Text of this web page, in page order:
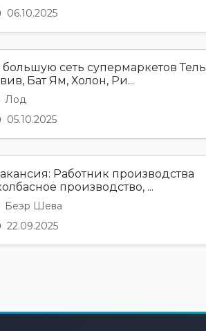
06.10.2025
большую сеть супермаркетов Тель
Бат Ям, Холон, Ри...
Лод
05.10.2025
Работник производства
производство, ...
Беэр Шева
22.09.2025